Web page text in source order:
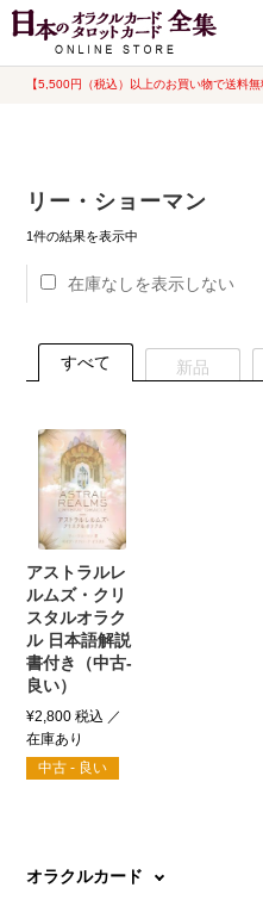
【5,500円（税込）以上のお買い物で送料
ナ
コ
オラクルカード
トランプ
セット
希少品
書籍
カード関連グッズ
ホーム “リー・ショーマン”にタグ
リー・ショーマン
1件の結果を表示中
在庫なしを表示しない
すべて 新品
アストラルレ
ルムズ・クリ
スタルオラク
ル 日本語解説
書付き（中古-
良い）
¥2,800 税込
中古 - 良い
オラクルカード